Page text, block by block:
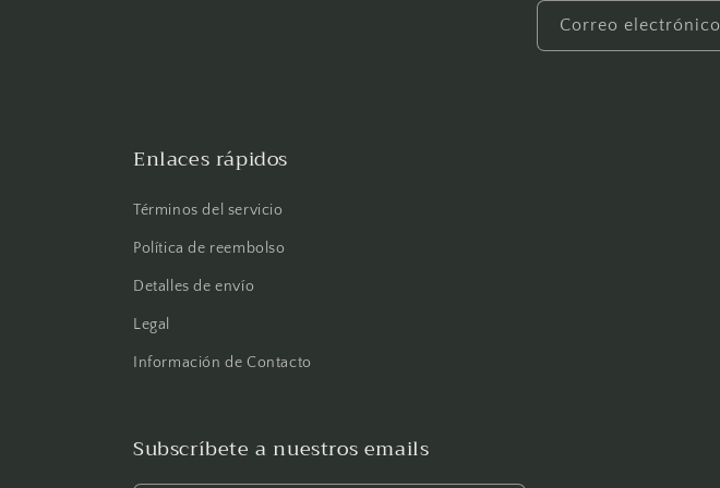
Correo electrónico
Enlaces rápidos
Términos del servicio
Política de reembolso
Detalles de envío
Legal
Información de Contacto
Subscríbete a nuestros emails